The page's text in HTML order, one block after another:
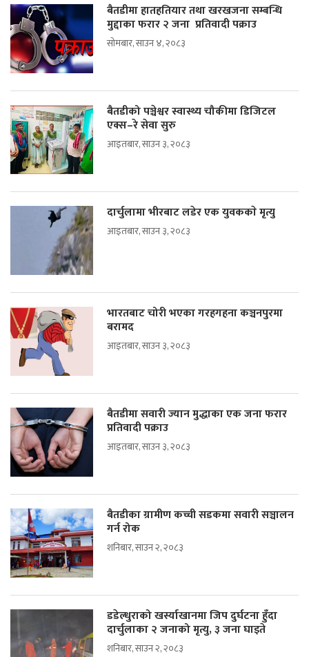
बैतडीमा हातहतियार तथा खरखजना सम्बन्धि
मुद्दाका फरार २ जना प्रतिवादी पक्राउ
सोमबार, साउन ४, २०८३
बैतडीको पञ्चेश्वर स्वास्थ्य चौकीमा डिजिटल
एक्स–रे सेवा सुरु
आइतबार, साउन ३, २०८३
दार्चुलामा भीरबाट लडेर एक युवककाे मृत्यु
आइतबार, साउन ३, २०८३
भारतबाट चोरी भएका गरहगहना कञ्चनपुरमा
बरामद
आइतबार, साउन ३, २०८३
बैतडीमा सवारी ज्यान मुद्धाका एक जना फरार
प्रतिवादी पक्राउ
आइतबार, साउन ३, २०८३
बैतडीका ग्रामीण कच्ची सडकमा सवारी सञ्चालन
गर्न रोक
शनिबार, साउन २, २०८३
डडेल्धुराको खर्स्याखानमा जिप दुर्घटना हुँदा
दार्चुलाका २ जनाको मृत्यु, ३ जना घाइते
शनिबार, साउन २, २०८३